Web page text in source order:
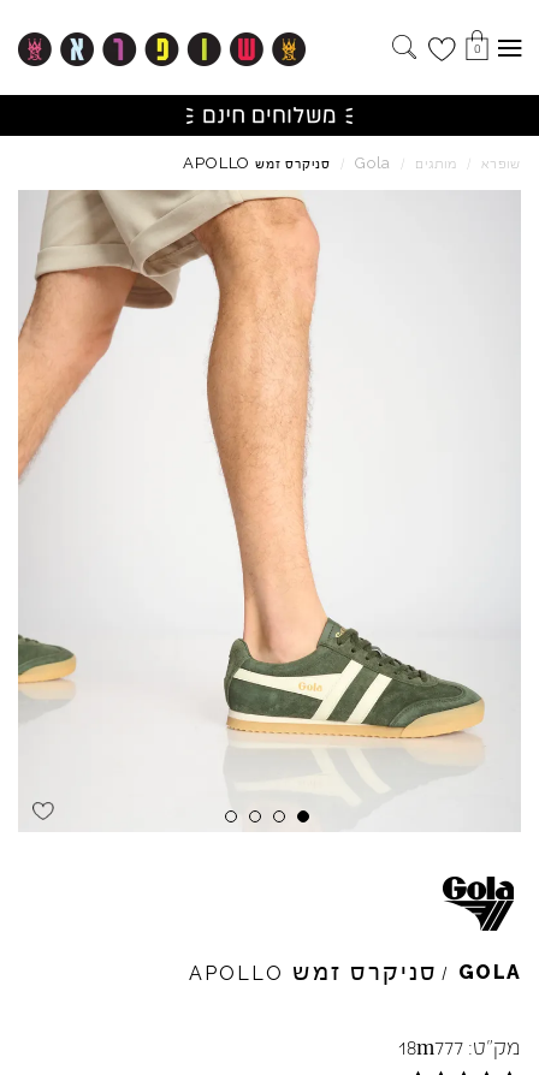
0
שופרא / מותגים /
Gola
/ סניקרס זמש APOLLO
GOLA
/ סניקרס זמש APOLLO
מק"ט: 18m777